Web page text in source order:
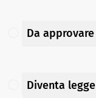
Da approvare
Diventa legge